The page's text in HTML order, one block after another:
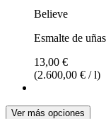
Believe
Esmalte de
13,00 €
(2.600,00 € / l)
Ver más opciones